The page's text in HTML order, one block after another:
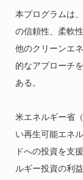
本プログラムは
の信頼性、柔軟
他のクリーンエ
的なアプローチ
ある。
米エネルギー省
い再生可能エネ
ドへの投資を支
ルギー投資の利